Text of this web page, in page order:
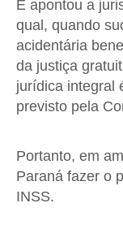
E apontou a
qual, quando
acidentária
da justiça
jurídica integral
previsto pela
Portanto, em
Paraná fazer o
INSS.